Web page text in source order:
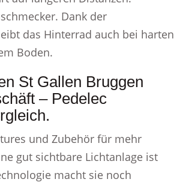
Dank der
das Hinterrad auch bei harten
Boden.
St Gallen Bruggen
– Pedelec
und Zubehör für mehr
gut sichtbare Lichtanlage ist
macht sie noch